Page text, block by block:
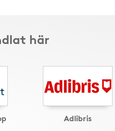
här
Adlibris